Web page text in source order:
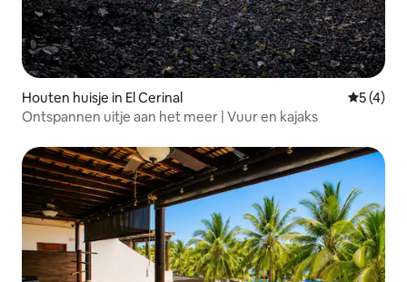
Houten huisje in El Cerinal
5 (4)
Ontspannen uitje aan het meer | Vuur en kajaks